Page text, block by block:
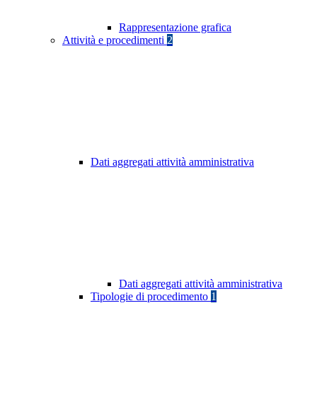
Rappresentazione grafica
Attività e procedimenti 2
Dati aggregati attività amministrativa
Dati aggregati attività amministrativa
Tipologie di procedimento 1